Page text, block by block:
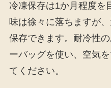
冷凍保存は1か月程度を
味は徐々に落ちますが
保存できます。耐冷性
ーバッグを使い、空気
てください。